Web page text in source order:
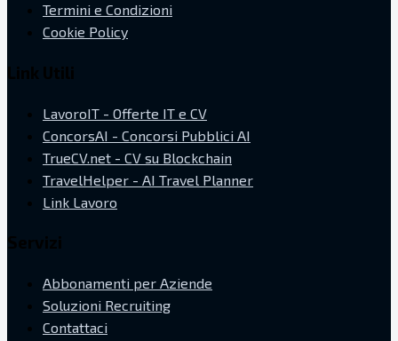
Termini e Condizioni
Cookie Policy
LavoroIT - Offerte IT e CV
ConcorsAI - Concorsi Pubblici AI
TrueCV.net - CV su Blockchain
TravelHelper - AI Travel Planner
Link Lavoro
Abbonamenti per Aziende
Soluzioni Recruiting
Contattaci